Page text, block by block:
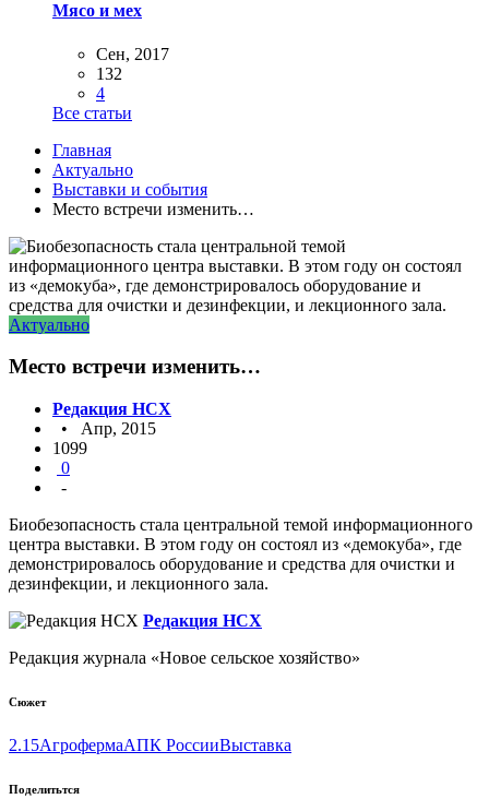
Мясо и мех
Сен, 2017
132
4
Все статьи
Главная
Актуально
Выставки и события
Место встречи изменить…
Актуально
Место встречи изменить…
Редакция НСХ
• Апр, 2015
1099
0
-
Биобезопасность стала центральной темой информационного
центра выставки. В этом году он состоял из «демокуба», где
демонстрировалось оборудование и средства для очистки и
дезинфекции, и лекционного зала.
Редакция НСХ
Редакция журнала «Новое сельское хозяйство»
Сюжет
2.15АгрофермаАПК РоссииВыставка
Поделитьтся